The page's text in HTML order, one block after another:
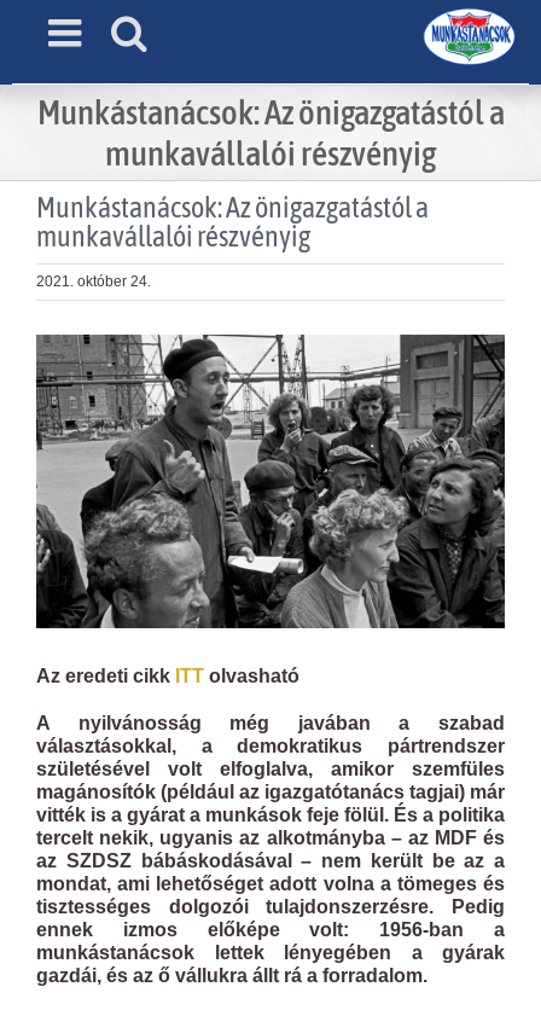
Munkástanácsok: Az önigazgatástól a
munkavállalói részvényig
Munkástanácsok: Az önigazgatástól a
munkavállalói részvényig
2021. október 24.
View
Larger
Image
Az eredeti cikk ITT olvasható
A nyilvánosság még javában a szabad
választásokkal, a demokratikus pártrendszer
születésével volt elfoglalva, amikor szemfüles
magánosítók (például az igazgatótanács tagjai) már
vitték is a gyárat a munkások feje fölül. És a politika
tercelt nekik, ugyanis az alkotmányba – az MDF és
az SZDSZ bábáskodásával – nem került be az a
mondat, ami lehetőséget adott volna a tömeges és
tisztességes dolgozói tulajdonszerzésre. Pedig
ennek izmos előképe volt: 1956-ban a
munkástanácsok lettek lényegében a gyárak
gazdái, és az ő vállukra állt rá a forradalom.